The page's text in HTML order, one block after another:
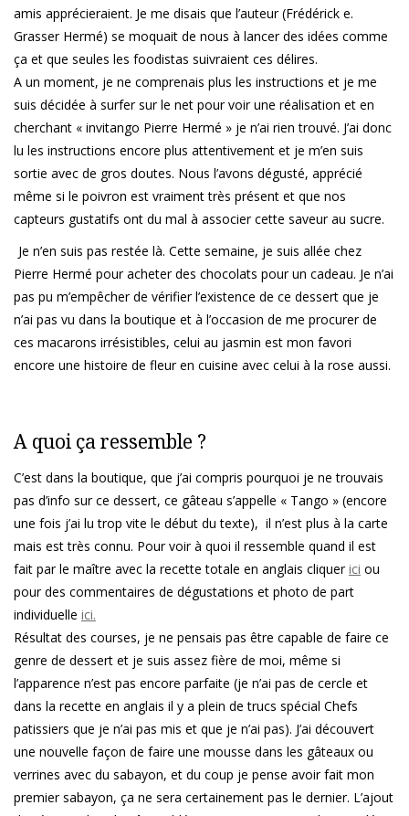
amis apprécieraient. Je me disais que l’auteur (Frédérick e.
Grasser Hermé) se moquait de nous à lancer des idées comme
ça et que seules les foodistas suivraient ces délires.
A un moment, je ne comprenais plus les instructions et je me
suis décidée à surfer sur le net pour voir une réalisation et en
cherchant « invitango Pierre Hermé » je n’ai rien trouvé. J’ai donc
lu les instructions encore plus attentivement et je m’en suis
sortie avec de gros doutes. Nous l’avons dégusté, apprécié
même si le poivron est vraiment très présent et que nos
capteurs gustatifs ont du mal à associer cette saveur au sucre.
Je n’en suis pas restée là. Cette semaine, je suis allée chez
Pierre Hermé pour acheter des chocolats pour un cadeau. Je n’ai
pas pu m’empêcher de vérifier l’existence de ce dessert que je
n’ai pas vu dans la boutique et à l’occasion de me procurer de
ces macarons irrésistibles, celui au jasmin est mon favori
encore une histoire de fleur en cuisine avec celui à la rose aussi.
A quoi ça ressemble ?
C’est dans la boutique, que j’ai compris pourquoi je ne trouvais
pas d’info sur ce dessert, ce gâteau s’appelle « Tango » (encore
une fois j’ai lu trop vite le début du texte), il n’est plus à la carte
mais est très connu. Pour voir à quoi il ressemble quand il est
fait par le maître avec la recette totale en anglais cliquerici ou
pour des commentaires de dégustations et photo de part
individuelle ici.
Résultat des courses, je ne pensais pas être capable de faire ce
genre de dessert et je suis assez fière de moi, même si
l’apparence n’est pas encore parfaite (je n’ai pas de cercle et
dans la recette en anglais il y a plein de trucs spécial Chefs
patissiers que je n’ai pas mis et que je n’ai pas). J’ai découvert
une nouvelle façon de faire une mousse dans les gâteaux ou
verrines avec du sabayon, et du coup je pense avoir fait mon
premier sabayon, ça ne sera certainement pas le dernier. L’ajout